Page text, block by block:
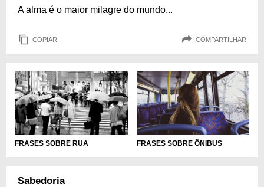
A alma é o maior milagre do mundo...
COPIAR COMPARTILHAR
FRASES SOBRE RUA FRASES SOBRE ÔNIBUS
Sabedoria